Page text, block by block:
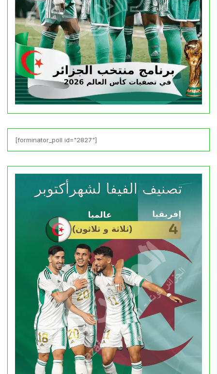
[forminator_poll id="2827"]